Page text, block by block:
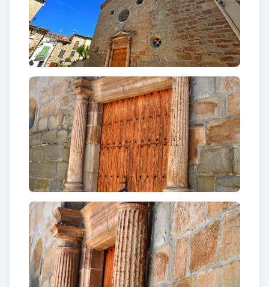
Exteriorment cal destacar la porta d'accés que és
d'estil renaixentista, allindada i flanquejada per
dues columnes estriades sostingudes per un alt
basament i capitell dòric. Aquestes sostenen un fris
amb una inscripció gravada: "TRANS FIGURATIO
DOMINI" i un frontó triangular.
El campanar consta de tres cossos, clarament
diferenciats, amb una estructura quadrangular.
Aquest és cobert per una balustrada on en els
extrems s'adossen quatre grans boles exemptes.